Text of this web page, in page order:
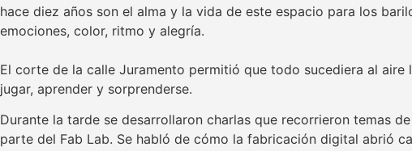
hace diez años son el alma y la vida de este espacio para los
emociones, color, ritmo y alegría.
El corte de la calle Juramento permitió que todo sucediera al
jugar, aprender y sorprenderse.
Durante la tarde se desarrollaron charlas que recorrieron temas
parte del Fab Lab. Se habló de cómo la fabricación digital abrió